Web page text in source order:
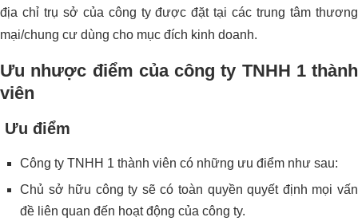
địa chỉ trụ sở của công ty được đặt tại các trung tâm thương
mại/chung cư dùng cho mục đích kinh doanh.
Ưu nhược điểm của công ty TNHH 1 thành
viên
Ưu điểm
Công ty TNHH 1 thành viên có những ưu điểm như sau:
Chủ sở hữu công ty sẽ có toàn quyền quyết định mọi vấn
đề liên quan đến hoạt động của công ty.